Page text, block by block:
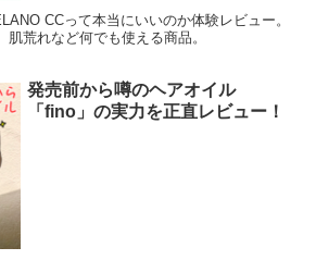
CCって本当にいいのか体験レビュー。
荒れなど何でも使える商品。
発売前から噂のヘアオイル
「fino」の実力を正直レビュー！